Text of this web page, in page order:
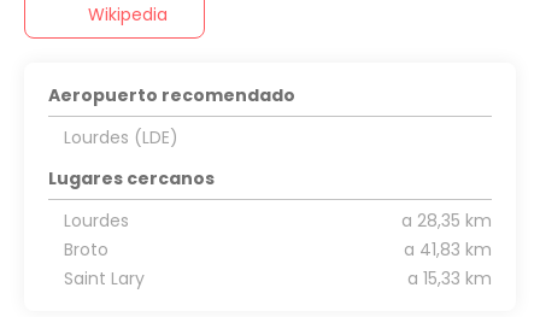
Wikipedia
Aeropuerto recomendado
Lourdes (LDE)
Lugares cercanos
Lourdes
a 28,35 km
Broto
a 41,83 km
Saint Lary
a 15,33 km